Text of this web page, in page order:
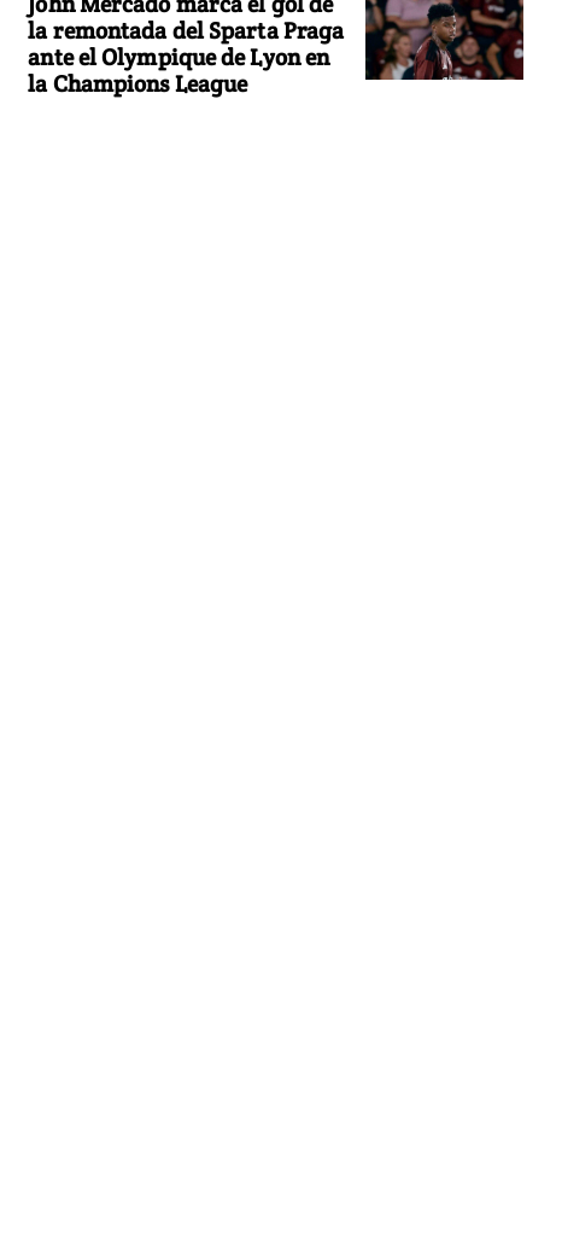
la remontada del Sparta Praga
ante el Olympique de Lyon en
la Champions League